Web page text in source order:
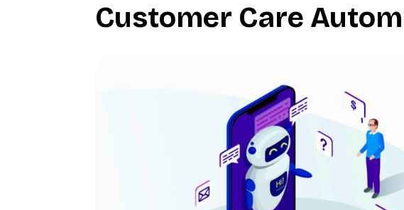
Customer Care